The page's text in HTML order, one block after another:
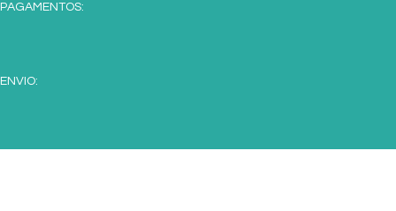
PAGAMENTOS:
ENVIO: